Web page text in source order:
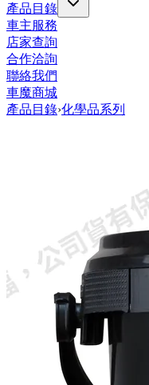
產品目錄
車主服務
店家查詢
合作洽詢
聯絡我們
車魔商城
產品目錄›化學品系列